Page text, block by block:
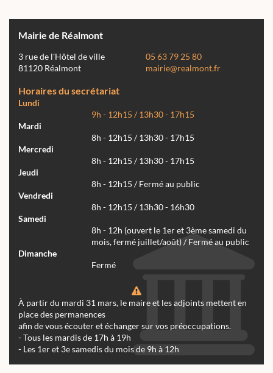
Mairie de Réalmont
3 rue de l'Hôtel de ville
81120 Réalmont
05 63 79 25 80
mairie@realmont.fr
Horaires du secrétariat
Lundi
9h - 12h15 / 13h30 - 17h15
Mardi
8h - 12h15 / 13h30 - 17h15
Mercredi
8h - 12h15 / 13h30 - 17h15
Jeudi
8h - 12h15 / Fermé au public
Vendredi
8h - 12h15 / 13h30 - 16h30
Samedi
8h - 12h (ouvert le 1er et 3ème samedi du
mois, fermé juillet/août) / Fermé au public
Dimanche
Fermé
À partir du mardi 31 mars, le maire et les adjoints mettent en
place des permanences
afin de vous écouter et échanger sur vos préoccupations.
- Tous les mardis de 17h à 19h
- Les 1er et 3e samedis du mois de 9h à 12h